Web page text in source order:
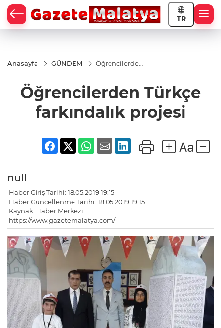
TR
Anasayfa GÜNDEM
Öğrencilerden
projesi
Öğrencilerden Türkçe
farkındalık projesi
null
Haber Giriş Tarihi: 18.05.2019 19:15
Haber Güncellenme Tarihi: 18.05.2019 19:15
Kaynak: Haber Merkezi
https://www.gazetemalatya.com/